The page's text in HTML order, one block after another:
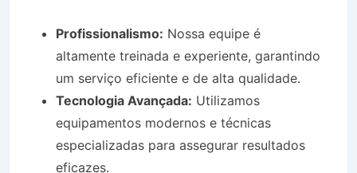
Profissionalismo: Nossa equipe é
altamente treinada e experiente, garantindo
um serviço eficiente e de alta qualidade.
Tecnologia Avançada: Utilizamos
equipamentos modernos e técnicas
especializadas para assegurar resultados
eficazes.